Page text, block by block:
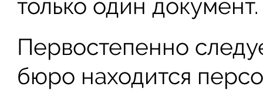
только один документ.
Первостепенно
бюро находится